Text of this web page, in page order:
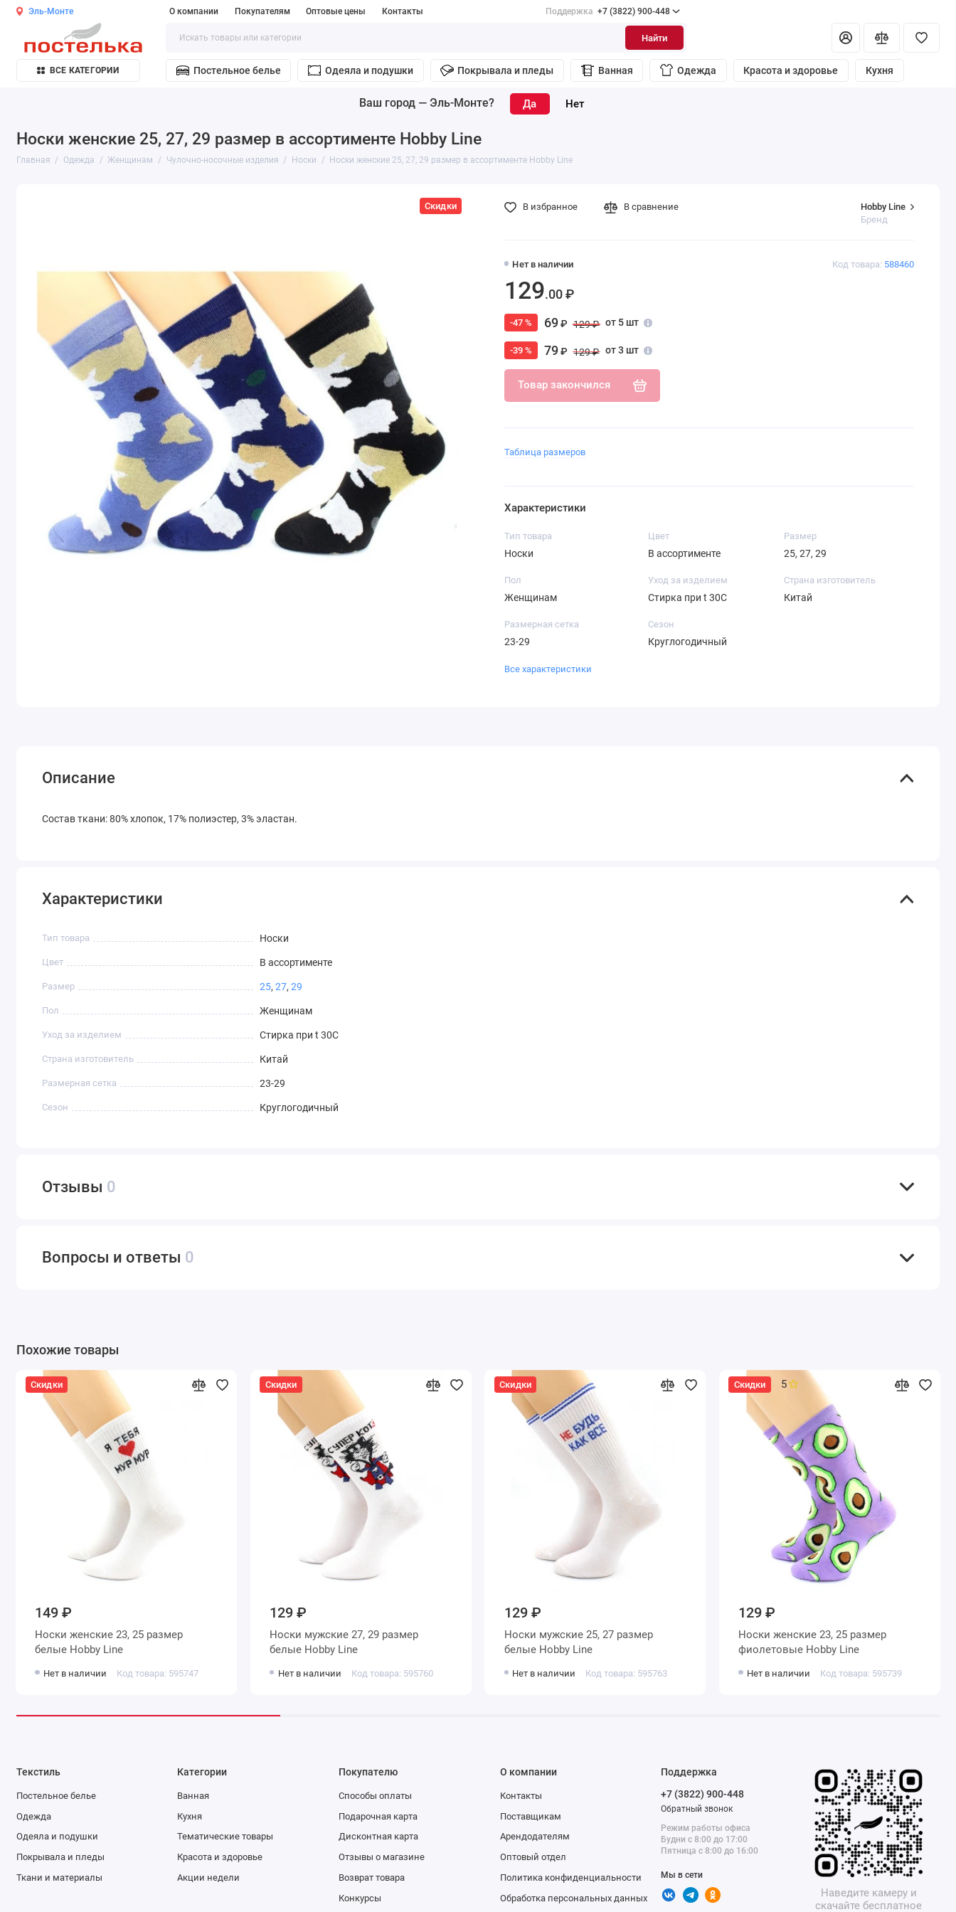
Эль-Монте О компании Покупателям Оптовые цены Контакты Поддержка +7 (3822) 900-448
Найти
ВСЕ КАТЕГОРИИ Постельное белье Одеяла и подушки Покрывала и пледы Ванная Одежда Красота и здоровье Кухня
Ваш город — Эль-Монте?
Носки женские 25, 27, 29 размер в ассортименте Hobby Line
Главная Одежда Женщинам Чулочно-носочные изделия Носки Носки женские 25, 27, 29 размер в ассортименте Hobby Line
Скидки
Код товара: 588460
Hobby Line
Бренд
Нет в наличии
129.00 ₽
-47 % 69₽ 129 ₽ от 5 шт
-39 % 79₽ 129 ₽ от 3 шт
Товар закончился
В избранное В сравнение
Таблица размеров
Характеристики
Тип товара
Носки
Цвет
В ассортименте
Размер
25, 27, 29
Пол
Женщинам
Уход за изделием
Стирка при t 30С
Страна изготовитель
Китай
Размерная сетка
23-29
Сезон
Круглогодичный
Все характеристики
Описание
Состав ткани: 80% хлопок, 17% полиэстер, 3% эластан.
Характеристики
Тип товара Носки
Цвет В ассортименте
Размер 25, 27, 29
Пол Женщинам
Уход за изделием Стирка при t 30С
Страна изготовитель Китай
Размерная сетка 23-29
Сезон Круглогодичный
Отзывы 0
Вопросы и ответы 0
Похожие товары
Скидки
149 ₽
Носки женские 23, 25 размер
белые Hobby Line
Нет в наличии Код товара: 595747
Скидки
129 ₽
Носки мужские 27, 29 размер
белые Hobby Line
Нет в наличии Код товара: 595760
Скидки
129 ₽
Носки мужские 25, 27 размер
белые Hobby Line
Нет в наличии Код товара: 595763
Скидки 5
129 ₽
Носки женские 23, 25 размер
фиолетовые Hobby Line
Нет в наличии Код товара: 595739
Текстиль
Постельное белье
Одежда
Одеяла и подушки
Покрывала и пледы
Ткани и материалы
Категории
Ванная
Кухня
Тематические товары
Красота и здоровье
Акции недели
Покупателю
Способы оплаты
Подарочная карта
Дисконтная карта
Отзывы о магазине
Возврат товара
Конкурсы
О компании
Контакты
Поставщикам
Арендодателям
Оптовый отдел
Политика конфиденциальности
Обработка персональных данных
Поддержка
+7 (3822) 900-448
Обратный звонок
Режим работы офиса
Будни с 8:00 до 17:00
Пятница с 8:00 до 16:00
Мы в сети
Наведите камеру и
скачайте бесплатное